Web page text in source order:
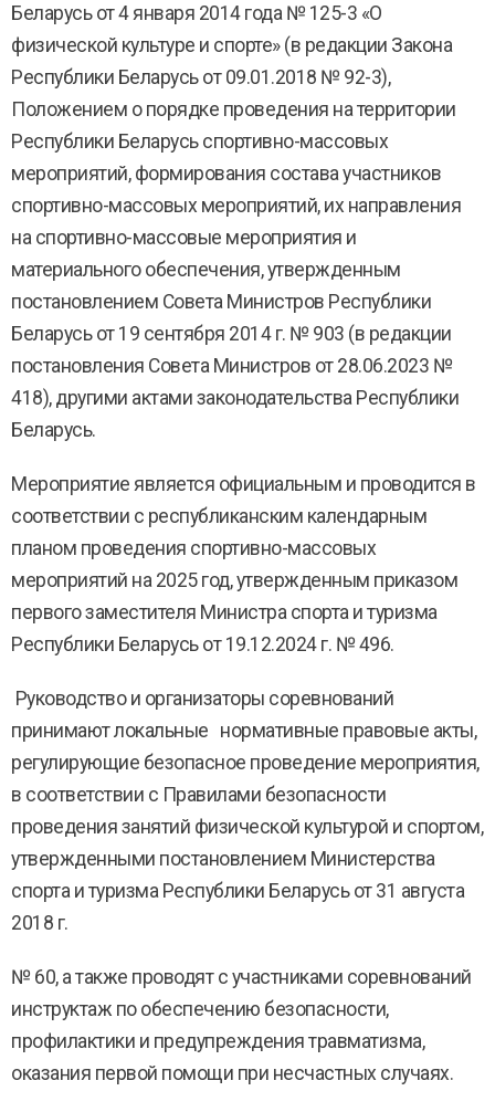
Беларусь от 4 января 2014 года № 125-3 «О
физической культуре и спорте» (в редакции Закона
Республики Беларусь от 09.01.2018 № 92-3),
Положением о порядке проведения на территории
Республики Беларусь спортивно-массовых
мероприятий, формирования состава участников
спортивно-массовых мероприятий, их направления
на спортивно-массовые мероприятия и
материального обеспечения, утвержденным
постановлением Совета Министров Республики
Беларусь от 19 сентября 2014 г. № 903 (в редакции
постановления Совета Министров от 28.06.2023 №
418), другими актами законодательства Республики
Беларусь.
Мероприятие является официальным и проводится в
соответствии с республиканским календарным
планом проведения спортивно-массовых
мероприятий на 2025 год, утвержденным приказом
первого заместителя Министра спорта и туризма
Республики Беларусь от 19.12.2024 г. № 496.
Руководство и организаторы соревнований
принимают локальные нормативные правовые акты,
регулирующие безопасное проведение мероприятия,
в соответствии с Правилами безопасности
проведения занятий физической культурой и спортом,
утвержденными постановлением Министерства
спорта и туризма Республики Беларусь от 31 августа
2018 г.
№ 60, а также проводят с участниками соревнований
инструктаж по обеспечению безопасности,
профилактики и предупреждения травматизма,
оказания первой помощи при несчастных случаях.